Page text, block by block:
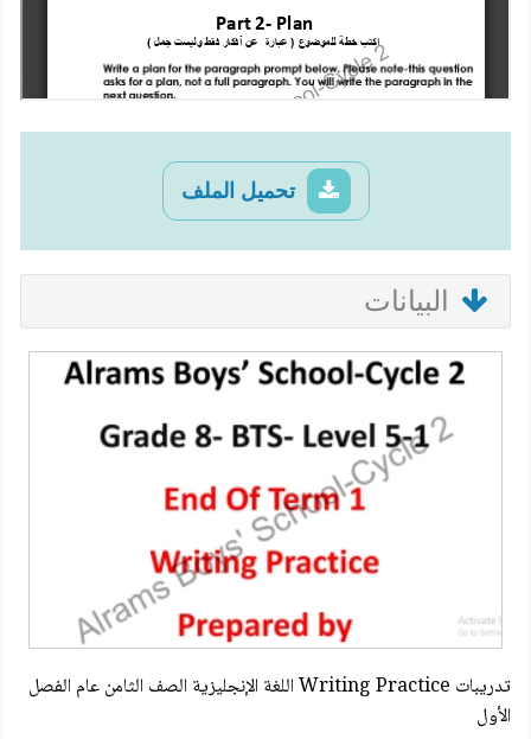
تحميل الملف
البيانات
تدريبات Writing Practice اللغة الإنجليزية الصف الثامن عام الفصل
الأول